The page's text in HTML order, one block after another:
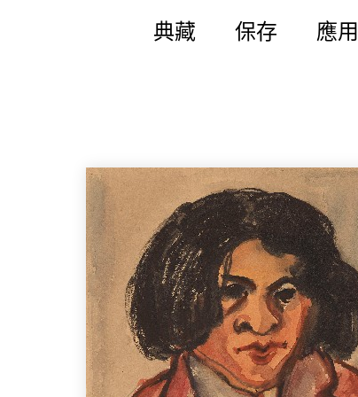
典藏 保存 應用